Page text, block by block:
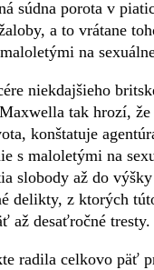
súdna porota v
a to vrátane
na
niekdajšieho
tak hrozí,
konštatuje
s maloletými na
slobody až do
delikty, z ktorých
až desaťročné tresty.
radila celkovo päť